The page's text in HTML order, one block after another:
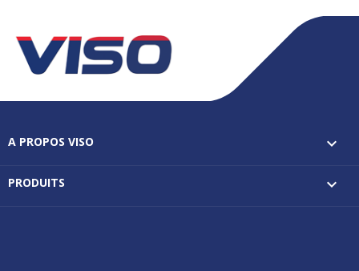
A PROPOS VISO 
PRODUITS 